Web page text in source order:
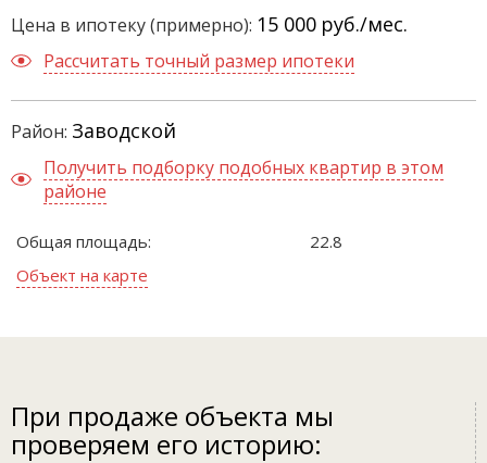
Цена в ипотеку (примерно): 15 000 руб./мес.
Рассчитать точный размер ипотеки
Район: Заводской
Получить подборку подобных квартир в этом
районе
Общая площадь:
22.8
Объект на карте
При продаже объекта мы
проверяем его историю: